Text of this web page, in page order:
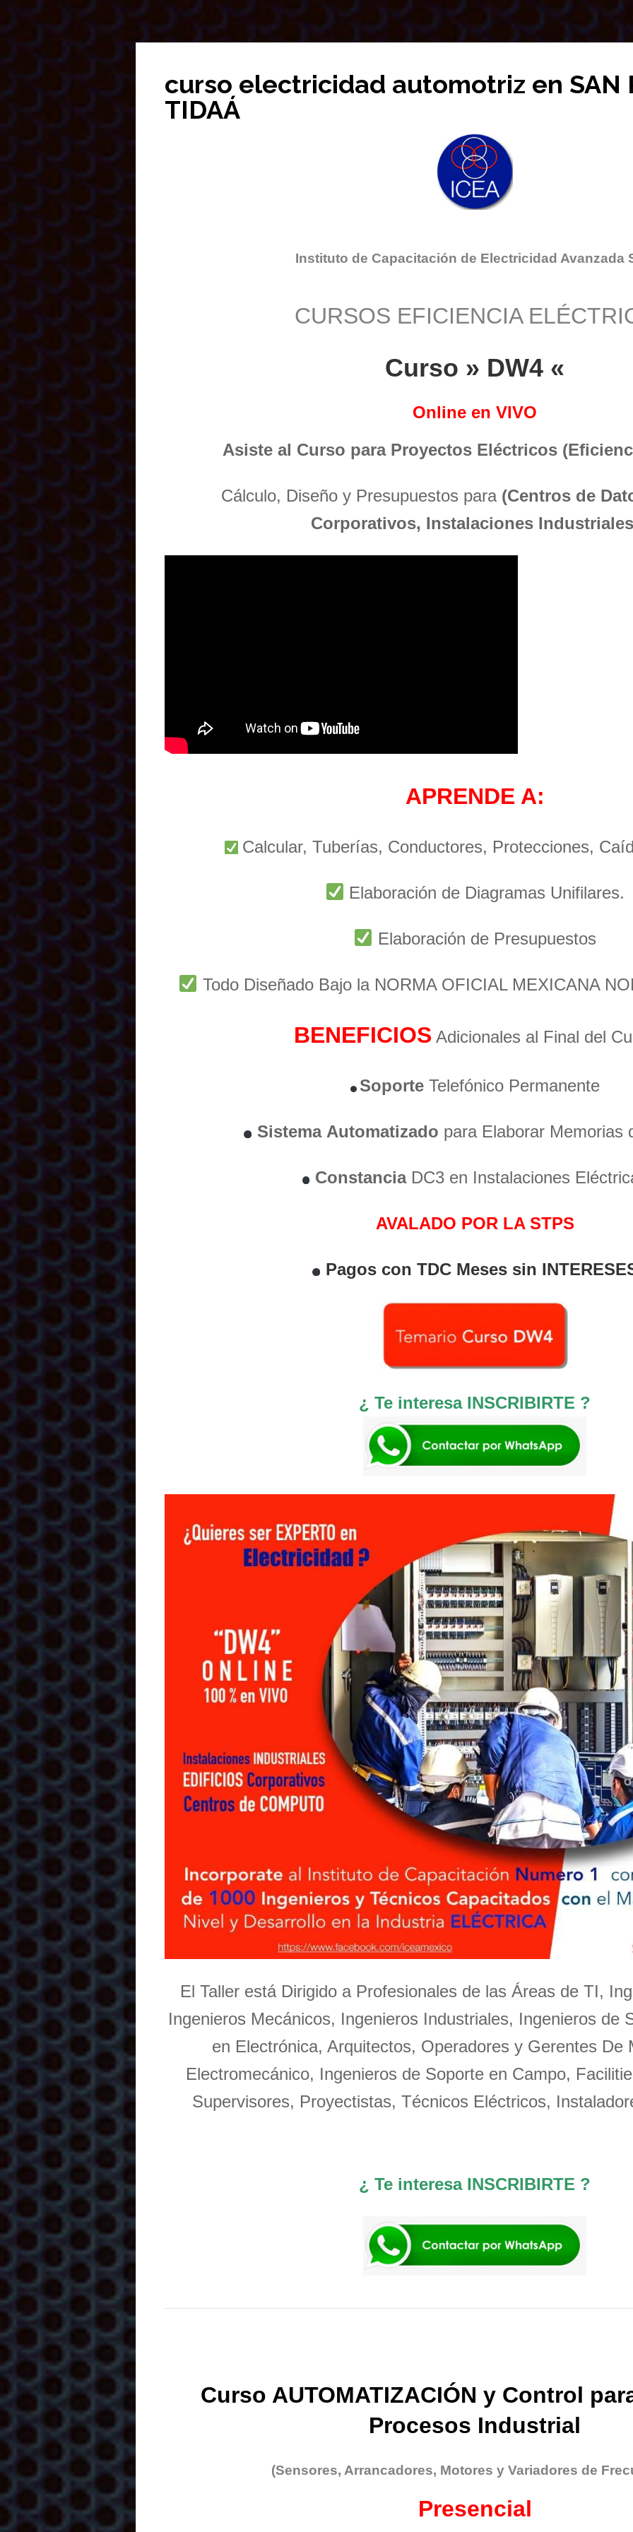
curso electricidad automotriz en SAN
TIDAÁ
Instituto de Capacitación de Electricidad Avanzada
CURSOS EFICIENCIA
Curso » DW4 «
Online en VIVO
Asiste al Curso para Proyectos Eléctricos
Cálculo, Diseño y Presupuestos para (Centros de
Corporativos, Instalaciones
APRENDE A:
Calcular, Tuberías, Conductores, Protecciones,
Elaboración de Diagramas Unifilares.
Elaboración de Presupuestos
Todo Diseñado Bajo la NORMA OFICIAL MEXICANA
BENEFICIOS Adicionales al Final del
Soporte Telefónico Permanente
Sistema Automatizado para Elaborar Memorias
ConstanciaDC3 en Instalaciones
AVALADO POR LA STPS
Pagos con TDC Meses sin
¿ Te interesa INSCRIBIRTE ?
El Taller está Dirigido a Profesionales de las Áreas de TI,
Ingenieros Mecánicos, Ingenieros Industriales, Ingenieros de
en Electrónica, Arquitectos, Operadores y Gerentes De
Electromecánico, Ingenieros de Soporte en Campo,
Supervisores, Proyectistas, Técnicos Eléctricos,
¿ Te interesa INSCRIBIRTE ?
Curso AUTOMATIZACIÓN y Control
Procesos Industrial
(Sensores, Arrancadores, Motores y Variadores de
Presencial